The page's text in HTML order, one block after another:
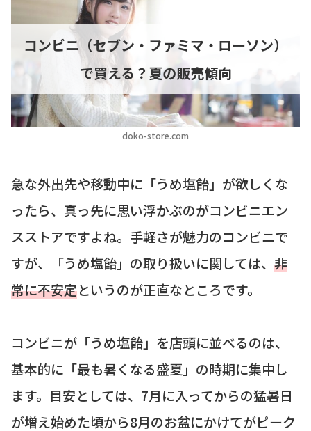
doko-store.com
コンビニ（セブン・ファミマ・ローソン）
で買える？夏の販売傾向
急な外出先や移動中に「うめ塩飴」が欲しくな
ったら、真っ先に思い浮かぶのがコンビニエン
スストアですよね。手軽さが魅力のコンビニで
すが、「うめ塩飴」の取り扱いに関しては、 非
常に不安定というのが正直なところです。
コンビニが「うめ塩飴」を店頭に並べるのは、
基本的に「最も暑くなる盛夏」の時期に集中し
ます。目安としては、7月に入ってからの猛暑日
が増え始めた頃から8月のお盆にかけてがピーク